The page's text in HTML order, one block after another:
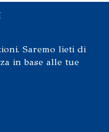
Saremo lieti di
in base alle tue